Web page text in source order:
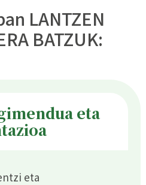
LANTZEN
BATZUK:
eta
eta